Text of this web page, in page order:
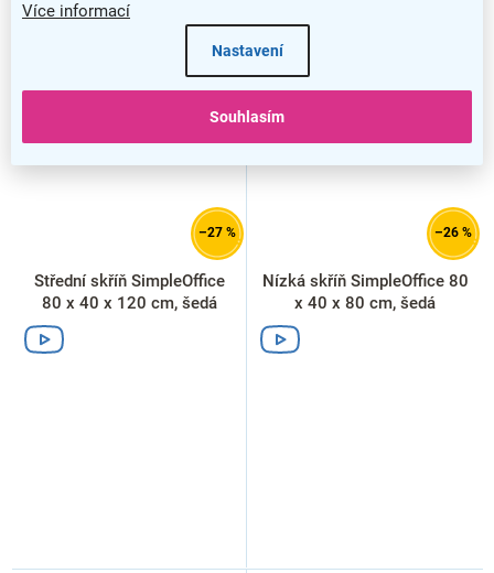
Více informací
Nastavení
Souhlasím
–27 %
Střední skříň SimpleOffice
80 x 40 x 120 cm, šedá
–26 %
Nízká skříň SimpleOffice 80
x 40 x 80 cm, šedá